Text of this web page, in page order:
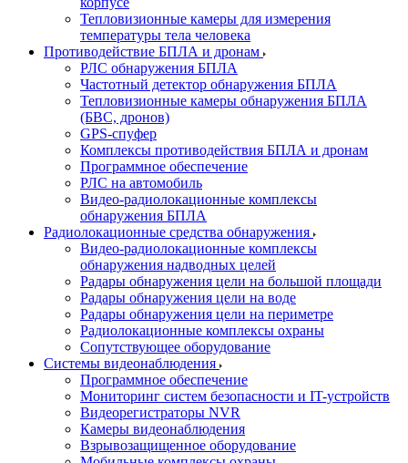
Тепловизионные камеры для измерения
температуры тела человека
Противодействие БПЛА и дронам
РЛС обнаружения БПЛА
Частотный детектор обнаружения БПЛА
Тепловизионные камеры обнаружения БПЛА
(БВС, дронов)
GPS-спуфер
Комплексы противодействия БПЛА и дронам
Программное обеспечение
РЛС на автомобиль
Видео-радиолокационные комплексы
обнаружения БПЛА
Радиолокационные средства обнаружения
Видео-радиолокационные комплексы
обнаружения надводных целей
Радары обнаружения цели на большой площади
Радары обнаружения цели на воде
Радары обнаружения цели на периметре
Радиолокационные комплексы охраны
Сопутствующее оборудование
Системы видеонаблюдения
Программное обеспечение
Мониторинг систем безопасности и IT-устройств
Видеорегистраторы NVR
Камеры видеонаблюдения
Взрывозащищенное оборудование